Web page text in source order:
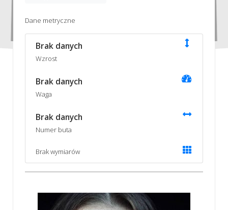
Dane metryczne
Brak danych
Wzrost
Brak danych
Waga
Brak danych
Numer buta
Brak wymiarów